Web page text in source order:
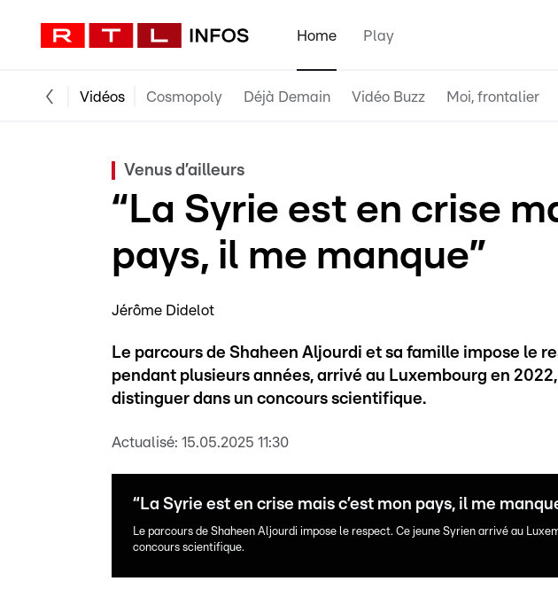
Home Play
Vidéos Cosmopoly Déjà Demain Vidéo Buzz Moi, frontalier
Venus d’ailleurs
“La Syrie est en crise
pays, il me manque”
Jérôme Didelot
Le parcours de Shaheen Aljourdi et sa famille impose le
pendant plusieurs années, arrivé au Luxembourg en
distinguer dans un concours scientifique.
Actualisé: 15.05.2025 11:30
“La Syrie est en crise mais c’est mon pays, il me
Le parcours de Shaheen Aljourdi impose le respect. Ce jeune Syrien arrivé au
concours scientifique.